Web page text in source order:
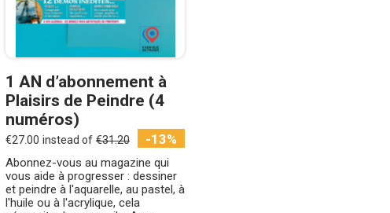
1 AN d’abonnement à
Plaisirs de Peindre (4
numéros)
€27.00 instead of €31.20 -13%
Abonnez-vous au magazine qui
vous aide à progresser : dessiner
et peindre à l'aquarelle, au pastel, à
l'huile ou à l'acrylique, cela